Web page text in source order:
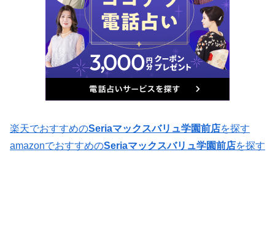
楽天でおすすめのSeriaマックスバリュ学園前店を探す
amazonでおすすめのSeriaマックスバリュ学園前店を探す